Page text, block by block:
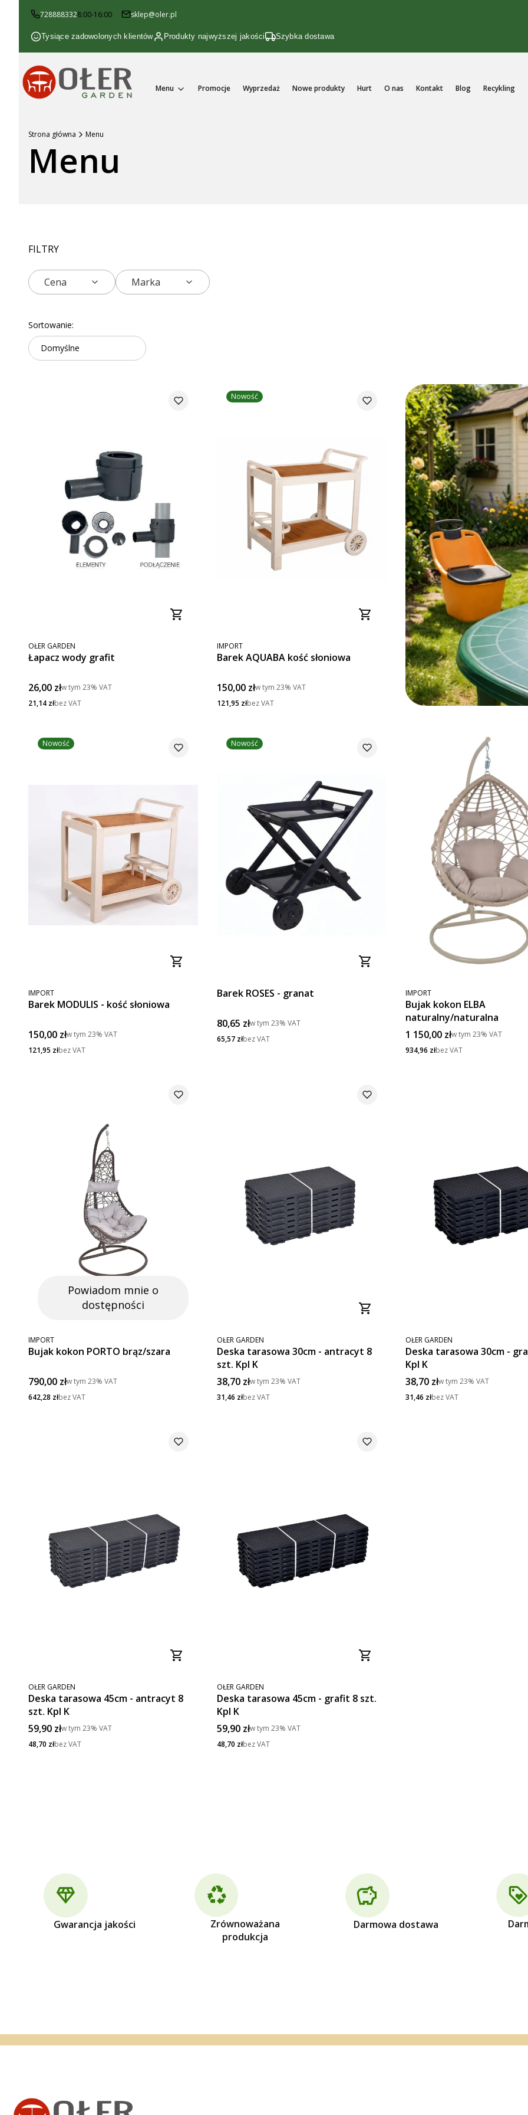
7288883328:00-16:00 sklep@oler.pl
Tysiące zadowolonych klientów Produkty najwyższej jakości Szybka dostawa
Menu Promocje Wyprzedaż Nowe produkty Hurt O nas Kontakt Blog Recykling
Strona główna Menu
Menu
FILTRY
Cena Marka
Lista produktów
Sortowanie:
Domyślne
PRODUCENT
OŁER GARDEN
Łapacz wody grafit
Cena brutto
26,00 złw tym 23% VAT
Cena netto
21,14 złbez VAT
Nowość
PRODUCENT
IMPORT
Barek AQUABA kość słoniowa
Cena brutto
150,00 złw tym 23% VAT
Cena netto
121,95 złbez VAT
Nowość
PRODUCENT
IMPORT
Barek MODULIS - kość słoniowa
Cena brutto
150,00 złw tym 23% VAT
Cena netto
121,95 złbez VAT
Nowość
Barek ROSES - granat
Cena brutto
80,65 złw tym 23% VAT
Cena netto
65,57 złbez VAT
PRODUCENT
IMPORT
Bujak kokon ELBA
naturalny/naturalna
Cena brutto
1 150,00 złw tym 23% VAT
Cena netto
934,96 złbez VAT
Powiadom mnie o
dostępności
PRODUCENT
IMPORT
Bujak kokon PORTO brąz/szara
Cena brutto
790,00 złw tym 23% VAT
Cena netto
642,28 złbez VAT
PRODUCENT
OŁER GARDEN
Deska tarasowa 30cm - antracyt 8
szt. Kpl K
Cena brutto
38,70 złw tym 23% VAT
Cena netto
31,46 złbez VAT
PRODUCENT
OŁER GARDEN
Deska tarasowa 30cm -
Kpl K
Cena brutto
38,70 złw tym 23% VAT
Cena netto
31,46 złbez VAT
PRODUCENT
OŁER GARDEN
Deska tarasowa 45cm - antracyt 8
szt. Kpl K
Cena brutto
59,90 złw tym 23% VAT
Cena netto
48,70 złbez VAT
PRODUCENT
OŁER GARDEN
Deska tarasowa 45cm - grafit 8 szt.
Kpl K
Cena brutto
59,90 złw tym 23% VAT
Cena netto
48,70 złbez VAT
Gwarancja jakości
Zrównoważana
produkcja
Darmowa dostawa